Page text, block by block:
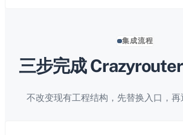
集成流程
三步完成
不改变现有工程结构，先替换入口，再